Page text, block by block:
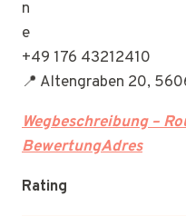
+49 176 43212410
📍 Altengraben 20,
Wegbeschreibung –
BewertungAdres
Rating